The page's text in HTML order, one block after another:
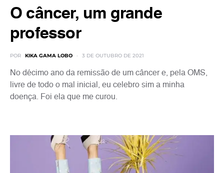
O câncer, um grande
professor
POR KIKA GAMA LOBO 3 DE OUTUBRO DE 2021
No décimo ano da remissão de um câncer e, pela OMS,
livre de todo o mal inicial, eu celebro sim a minha
doença. Foi ela que me curou.